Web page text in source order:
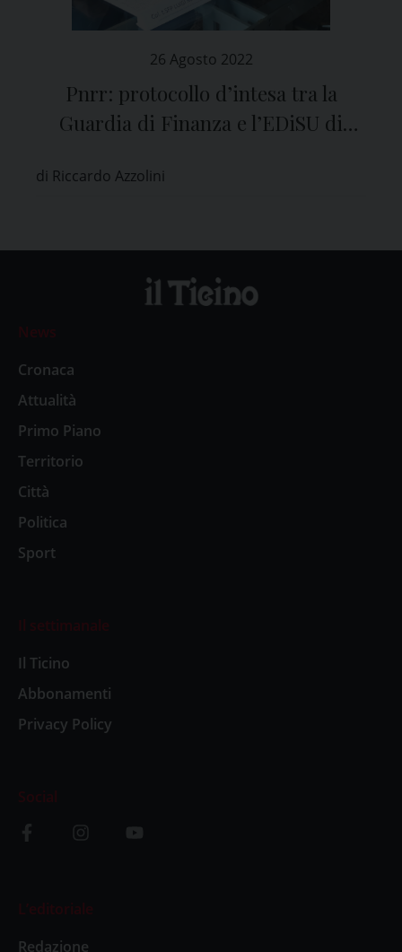
26 Agosto 2022
Pnrr: protocollo d’intesa tra la
Guardia di Finanza e l’EDiSU di
di Riccardo Azzolini
News
Cronaca
Attualità
Primo Piano
Territorio
Città
Politica
Sport
Il settimanale
Il Ticino
Abbonamenti
Privacy Policy
Social
L’editoriale
Redazione